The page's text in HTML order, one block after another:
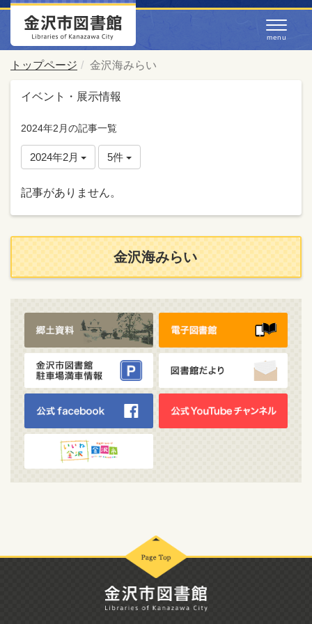
トップページ 金沢海みらい
イベント・展示情報
2024年2月の記事一覧
2024年2月 5件
記事がありません。
金沢海みらい